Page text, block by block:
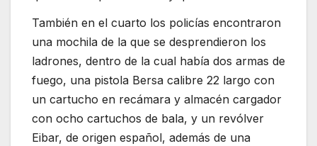
También en el cuarto los policías encontraron
una mochila de la que se desprendieron los
ladrones, dentro de la cual había dos armas de
fuego, una pistola Bersa calibre 22 largo con
un cartucho en recámara y almacén cargador
con ocho cartuchos de bala, y un revólver
Eibar, de origen español, además de una